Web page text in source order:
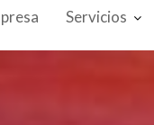
Servicios